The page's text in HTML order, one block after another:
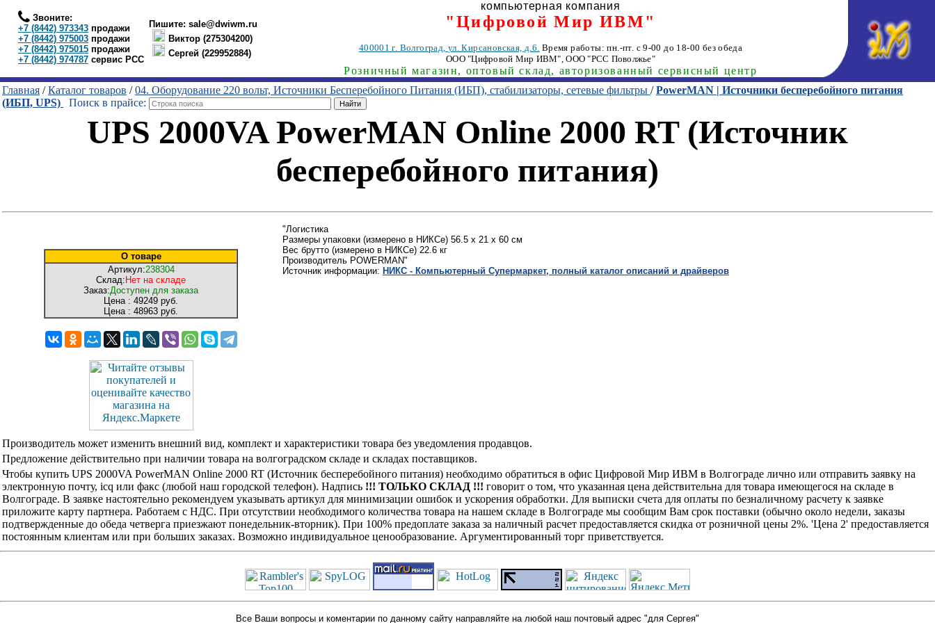
Звоните:
+7 (8442) 973343 продажи
+7 (8442) 975003 продажи
+7 (8442) 975015 продажи
+7 (8442) 974787 сервис РСС
Пишите: sale@dwiwm.ru
Виктор (275304200)
Сергей (229952884)
компьютерная компания
"Цифровой Мир ИВМ"
400001г. Волгоград, ул. Кирсановская, д.6. Время работы: пн.-пт. с 9-00 до 18-00 без обеда
ООО "Цифровой Мир ИВМ", ООО "РСС Поволжье"
Розничный магазин, оптовый склад, авторизованный сервисный центр
Главная /Каталог товаров /04. Оборудование 220 вольт, Источники Бесперебойного Питания (ИБП), стабилизаторы, сетевые фильтры /PowerMAN | Источники бесперебойного питания
(ИБП, UPS)
Поиск в прайсе:
UPS 2000VA PowerMAN Online 2000 RT (Источник
бесперебойного питания)
О товаре
Артикул:238304
Склад: Нет на складе
Заказ:Доступен для заказа
Цена : 49249 руб.
Цена : 48963 руб.
"Логистика
Размеры упаковки (измерено в НИКСе) 56.5 x 21 x 60 см
Вес брутто (измерено в НИКСе) 22.6 кг
Производитель POWERMAN"
Источник информации: НИКС - Компьютерный Cупермаркет, полный каталог описаний и драйверов
Производитель может изменить внешний вид, комплект и характеристики товара без уведомления продавцов.
Предложение действительно при наличии товара на волгоградском складе и складах поставщиков.
Чтобы купить UPS 2000VA PowerMAN Online 2000 RT (Источник бесперебойного питания) необходимо обратиться в офис Цифровой Мир ИВМ в Волгограде лично или отправить заявку на
электронную почту, icq или факс (любой наш городской телефон). Надпись !!! ТОЛЬКО СКЛАД !!! говорит о том, что указанная цена действительна для товара имеющегося на складе в
Волгограде. В заявке настоятельно рекомендуем указывать артикул для минимизации ошибок и ускорения обработки. Для выписки счета для оплаты по безналичному расчету к заявке
приложите карту партнера. Работаем с НДС. При отсутствии необходимого количества товара на нашем складе в Волгограде мы сообщим Вам срок поставки (обычно около недели, заказы
подтвержденные до обеда четверга приезжают понедельник-вторник). При 100% предоплате заказа за наличный расчет предоставляется скидка от розничной цены 2%. 'Цена 2' предоставляется
постоянным клиентам или при больших заказах. Возможно индивидуальное ценообразование. Аргументированный торг приветствуется.
Все Ваши вопросы и коментарии по данному сайту направляйте на любой наш почтовый адрес "для Сергея"